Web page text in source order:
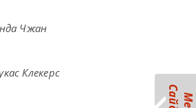
Чжан
Клекерс